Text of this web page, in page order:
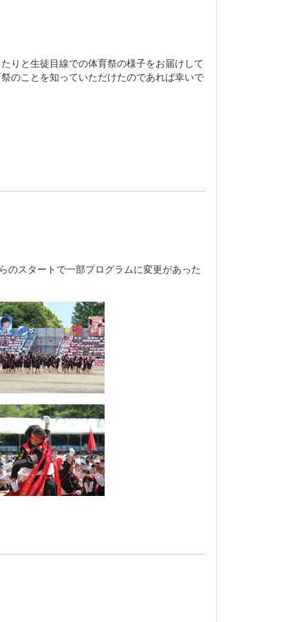
りと生徒目線での体育祭の様子をお届けして
のことを知っていただけたのであれば幸いで
のスタートで一部プログラムに変更があった